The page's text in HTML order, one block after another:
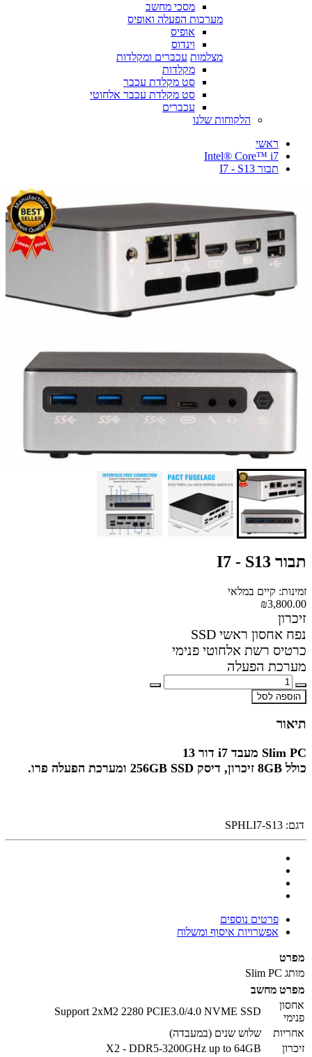
מסכי מחשב
מערכות הפעלה ואופיס
אופיס
וינדוס
מצלמות עכברים ומקלדות
מקלדות
סט מקלדת עכבר
סט מקלדת עכבר אלחוטי
עכברים
הלקוחות שלנו
ראשי
Intel® Core™ i7
תבור I7 - S13
תבור I7 - S13
זמינות: קיים במלאי
₪3,800.00
זיכרון
נפח אחסון ראשי SSD
כרטיס רשת אלחוטי פנימי
מערכת הפעלה
הוספה לסל
תיאור
Slim PC מעבד i7 דור 13
כולל 8GB זיכרון, דיסק 256GB SSD ומערכת הפעלה פרו.
דגם: SPHLI7-S13
פרטים נוספים
אפשרויות איסוף ומשלוח
מפרט
מותג Slim PC
מפרט מחשב
אחסון
פנימי
Support 2xM2 2280 PCIE3.0/4.0 NVME SSD
אחריות
שלוש שנים (במעבדה)
זיכרון
X2 - DDR5-3200GHz up to 64GB